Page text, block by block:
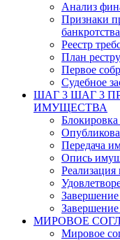
Анализ
Признаки
банкротства
Реестр
План
Первое
Судебное
ШАГ 3 ШАГ 3
ИМУЩЕСТВА
Блокировка
Передача
Опись
Завершение
МИРОВОЕ
Мировое